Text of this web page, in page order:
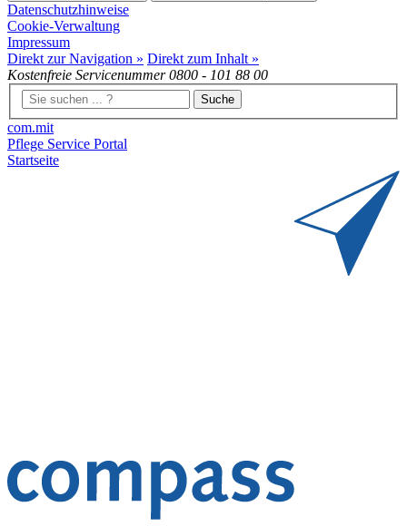
Datenschutzhinweise
Cookie-Verwaltung
Impressum
Direkt zur Navigation » Direkt zum Inhalt »
Kostenfreie Servicenummer0800 - 101 88 00
Suche
com.mit
Pflege Service Portal
Startseite